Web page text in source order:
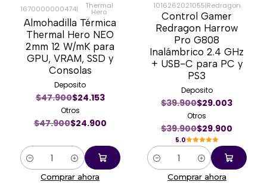
-48%
1670000000474| Thermal
Hero
Almohadilla Térmica
Thermal Hero NEO
2mm 12 W/mK para
GPU, VRAM, SSD y
Consolas
Deposito
$47.900$24.153
Otros
$47.900$24.900
Cantidad
Comprar ahora
-25%
1016262021055|Redragon
Control Gamer
Redragon Harrow
Pro G808
Inalámbrico 2.4 GHz
+ USB-C para PC y
PS3
Deposito
$39.900$29.003
Otros
$39.900$29.900
5.0
Cantidad
Comprar ahora